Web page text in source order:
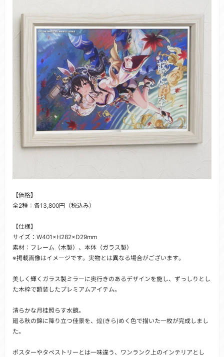
【価格】
全2種：各13,800円（税込み）
【仕様】
サイズ：W401×H282×D29mm
素材：フレーム（木製）、本体（ガラス製）
※掲載画像はイメージです。実物とは異なる場合がございます。
美しく輝くガラス製ミラーに奥行きのあるデザインを施し、ずっしりとし
た木枠で額装したプレミアムアイテム。
清らかな月桂照らす水鏡。
廻る秋の錦に降り立つ佳景を、煌(きら)めく色で描いた一枚が完成しまし
た。
ポスターやタペストリーとは一味違う、ワンランク上のインテリアとし